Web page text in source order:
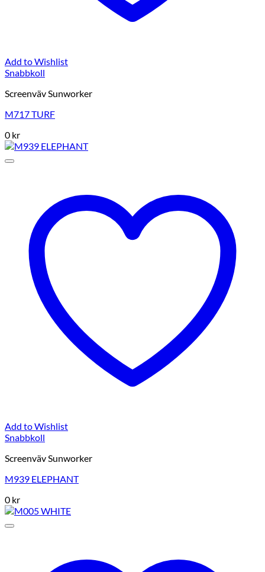
Add to Wishlist
Snabbkoll
Screenväv Sunworker
M717 TURF
0 kr
Add to Wishlist
Snabbkoll
Screenväv Sunworker
M939 ELEPHANT
0 kr